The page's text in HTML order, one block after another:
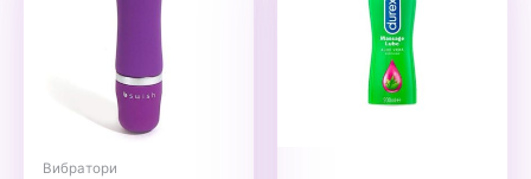
Вибратори